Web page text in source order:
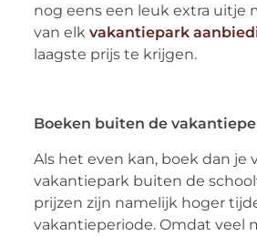
nog eens een leuk extra uitje
van elk vakantiepark
laagste prijs te krijgen.
Boeken buiten de
Als het even kan, boek dan je
vakantiepark buiten de
prijzen zijn namelijk hoger
vakantieperiode. Omdat veel